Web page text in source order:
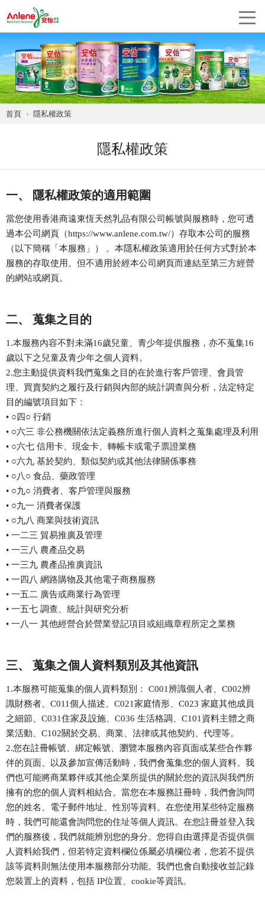
首頁 隱私權政策
隱私權政策
一、 隱私權政策的適用範圍
當您使用香港商遠東恆天然乳品有限公司帳號與服務時，您可透
過本公司網頁（https://www.anlene.com.tw/）存取本公司的服務
（以下簡稱「本服務」） 。本隱私權政策適用於任何方式對於本
服務的存取使用。但不適用於經本公司網頁而連結至第三方經營
的網站或網頁。
二、 蒐集之目的
1.本服務內容不對未滿16歲兒童、青少年提供服務，亦不蒐集16
歲以下之兒童及青少年之個人資料。
2.您主動提供資料我們蒐集之目的在於進行客戶管理、會員管
理、買賣契約之履行及行銷與內部的統計調查與分析，法定特定
目的編號項目如下：
• ○四○ 行銷
• ○六三 非公務機關依法定義務所進行個人資料之蒐集處理及利用
• ○六七 信用卡、現金卡、轉帳卡或電子票證業務
• ○六九 基於契約、類似契約或其他法律關係事務
• ○八○ 食品、藥政管理
• ○九○ 消費者、客戶管理與服務
• ○九一 消費者保護
• ○九八 商業與技術資訊
• 一二三 貿易推廣及管理
• 一三八 農產品交易
• 一三九 農產品推廣資訊
• 一四八 網路購物及其他電子商務服務
• 一五二 廣告或商業行為管理
• 一五七 調查、統計與研究分析
• 一八一 其他經營合於營業登記項目或組織章程所定之業務
三、 蒐集之個人資料類別及其他資訊
1.本服務可能蒐集的個人資料類別： C001辨識個人者、C002辨
識財務者、C011個人描述、C021家庭情形、C023 家庭其他成員
之細節、C031住家及設施、C036 生活格調、C101資料主體之商
業活動、C102關於交易、商業、法律或其他契約、代理等。
2.您在註冊帳號、綁定帳號、瀏覽本服務內容頁面或某些合作夥
伴的頁面、以及參加宣傳活動時，我們會蒐集您的個人資料。我
們也可能將商業夥伴或其他企業所提供的關於您的資訊與我們所
擁有的您的個人資料相結合。當您在本服務註冊時，我們會詢問
您的姓名、電子郵件地址、性別等資料。在您使用某些特定服務
時，我們可能還會詢問您的住址等個人資訊。在您註冊並登入我
們的服務後，我們就能辨別您的身分。您得自由選擇是否提供個
人資料給我們，但若特定資料欄位係屬必填欄位者，您若不提供
該等資料則無法使用本服務部分功能。我們也會自動接收並記錄
您裝置上的資料，包括 IP位置、cookie等資訊。